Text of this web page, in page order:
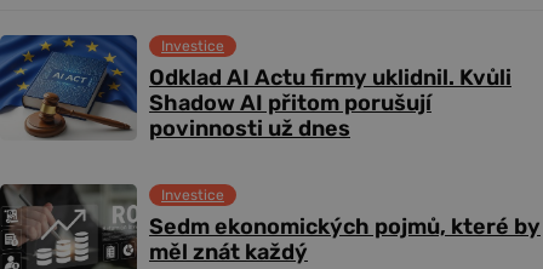
Odklad AI Actu firmy uklidnil. Kvůli
Shadow AI přitom porušují
povinnosti už dnes
Investice
Sedm ekonomických pojmů, které by
měl znát každý
Investice